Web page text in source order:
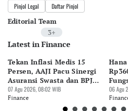
Pinjol Legal Daftar Pinjol
Editorial Team
3+
Editor
Editor
Jordy Prayoga
Nadia Agatha Pramesthi
Latest in Finance
Tekan Inflasi Medis 15
Persen, AAJI Pacu Sinergi
Asuransi Swasta dan BPJS
Kesehatan
07 Agu 2026, 08:02 WIB
Finance
06 Agu